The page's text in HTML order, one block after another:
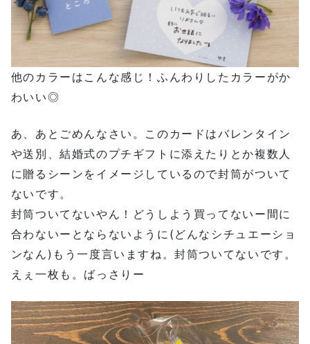
他のカラーはこんな感じ！ふんわりしたカラーがか
わいい◎
あ、あとごめんなさい。このカードはバレンタイン
や送別、結婚式のプチギフトに添えたりとか複数人
に贈るシーンをイメージしているので封筒がついて
ないです。
封筒ついてないやん！どうしよう買ってないー間に
合わないーとならないように(どんなシチュエーショ
ンなん)もう一度言いますね。封筒ついてないです。
えぇ一枚も。ばっさりー